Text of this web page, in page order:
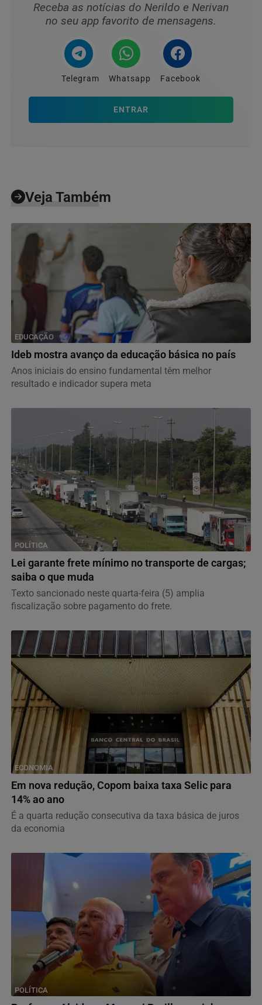
Receba as notícias do Nerildo e Nerivan
no seu app favorito de mensagens.
Telegram Whatsapp Facebook
ENTRAR
Veja Também
EDUCAÇÃO
Ideb mostra avanço da educação básica no país
Anos iniciais do ensino fundamental têm melhor
resultado e indicador supera meta
POLÍTICA
Lei garante frete mínimo no transporte de cargas;
saiba o que muda
Texto sancionado neste quarta-feira (5) amplia
fiscalização sobre pagamento do frete.
ECONOMIA
Em nova redução, Copom baixa taxa Selic para
14% ao ano
É a quarta redução consecutiva da taxa básica de juros
da economia
POLÍTICA